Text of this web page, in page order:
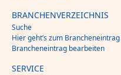
BRANCHENVERZEICHNIS
Suche
Hier geht’s zum Brancheneintrag
Brancheneintrag bearbeiten
SERVICE